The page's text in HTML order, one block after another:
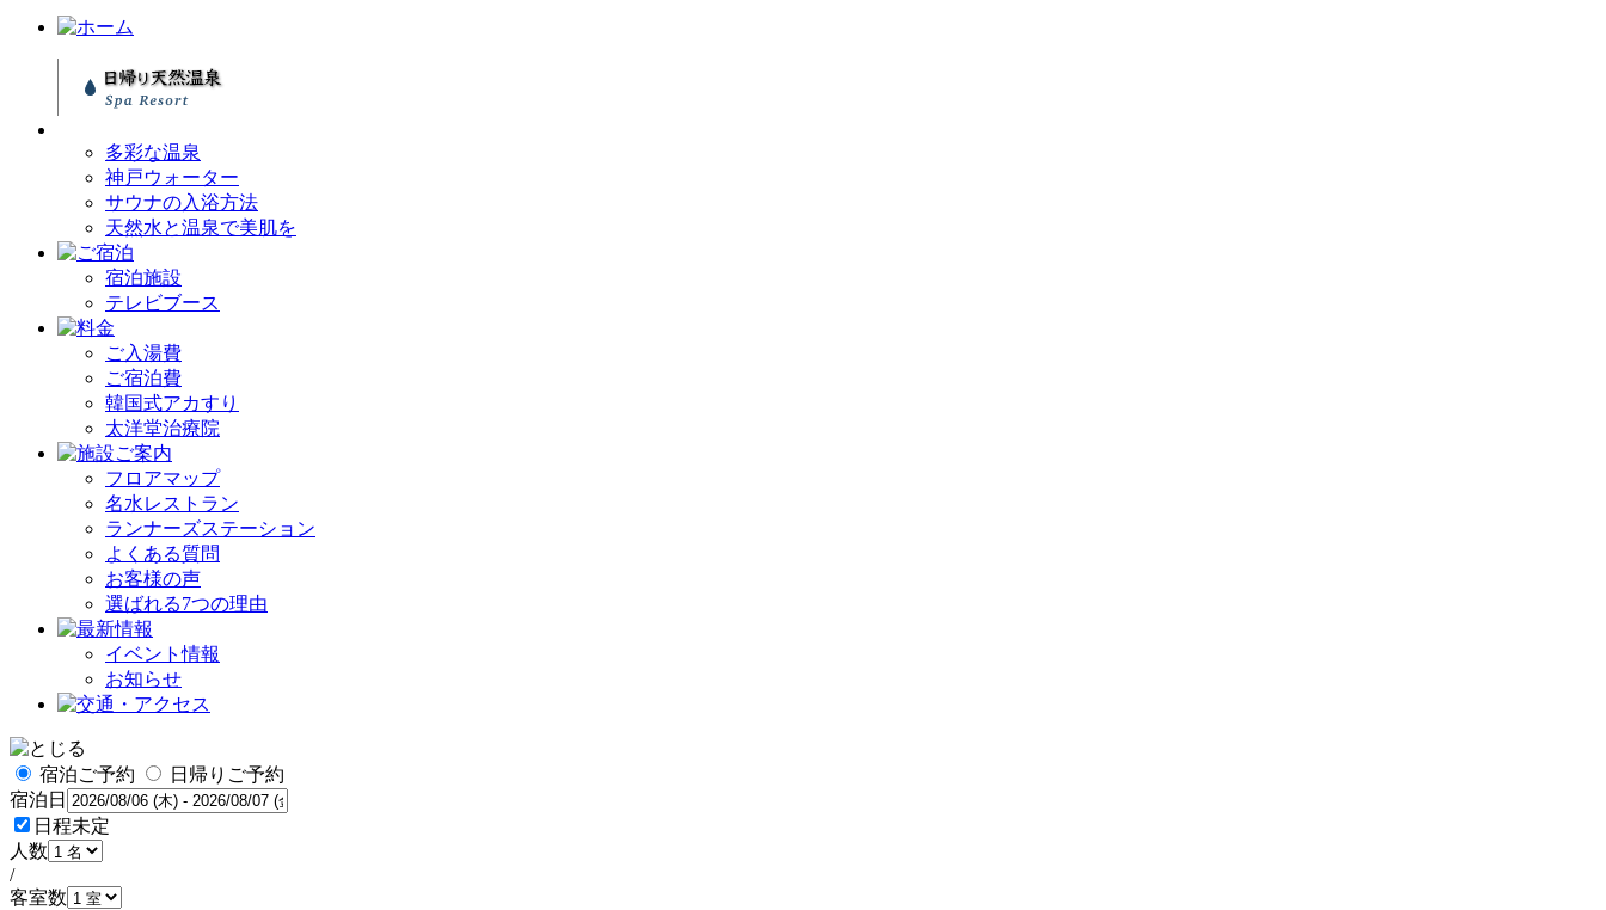
多彩な温泉
神戸ウォーター
サウナの入浴方法
天然水と温泉で美肌を
宿泊施設
テレビブース
ご入湯費
ご宿泊費
韓国式アカすり
太洋堂治療院
フロアマップ
名水レストラン
ランナーズステーション
よくある質問
お客様の声
選ばれる7つの理由
イベント情報
お知らせ
宿泊ご予約
日帰りご予約
宿泊日
日程未定
人数
/
客室数